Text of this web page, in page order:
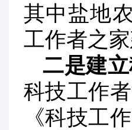
其中盐地
工作者之
二是建
科技工作
《科技工